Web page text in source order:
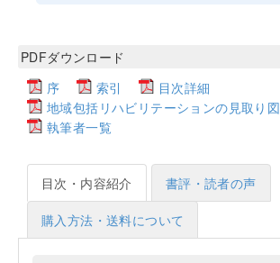
PDFダウンロード
序
索引
目次詳細
地域包括リハビリテーションの見取り図
執筆者一覧
目次・内容紹介 書評・読者の声
購入方法・送料について